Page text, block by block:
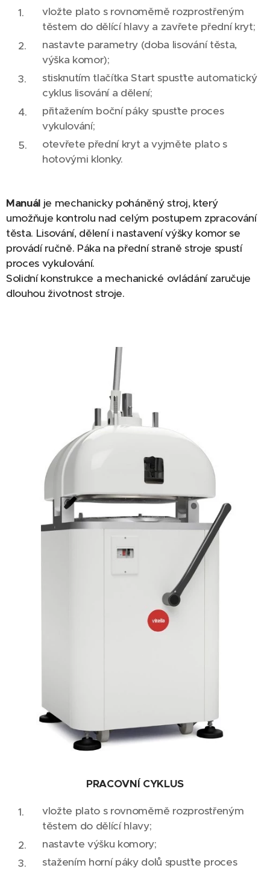
vložte plato s rovnoměrně rozprostřeným
těstem do dělící hlavy a zavřete přední kryt;
nastavte parametry (doba lisování těsta,
výška komor);
stisknutím tlačítka Start spusťte automatický
cyklus lisování a dělení;
přitažením boční páky spusťte proces
vykulování;
otevřete přední kryt a vyjměte plato s
hotovými klonky.
Manuál je mechanicky poháněný stroj, který
umožňuje kontrolu nad celým postupem zpracování
těsta. Lisování, dělení i nastavení výšky komor se
provádí ručně. Páka na přední straně stroje spustí
proces vykulování.
Solidní konstrukce a mechanické ovládání zaručuje
dlouhou životnost stroje.
PRACOVNÍ CYKLUS
vložte plato s rovnoměrně rozprostřeným
těstem do dělící hlavy;
nastavte výšku komory;
stažením horní páky dolů spusťte proces